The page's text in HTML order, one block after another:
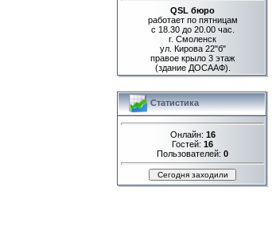
QSL бюро
работает по пятницам
с 18.30 до 20.00 час.
г. Смоленск
ул. Кирова 22"б"
правое крыло 3 этаж
(здание ДОСААФ).
Статистика
Онлайн: 16
Гостей: 16
Пользователей: 0